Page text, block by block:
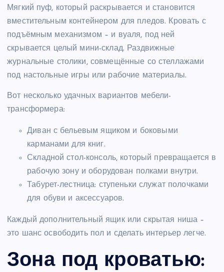
Мягкий пуф, который раскрывается и становится
вместительным контейнером для пледов. Кровать с
подъёмным механизмом – и вуаля, под ней
скрывается целый мини-склад. Раздвижные
журнальные столики, совмещённые со стеллажами
под настольные игры или рабочие материалы.
Вот несколько удачных вариантов мебели-
трансформера:
Диван с бельевым ящиком и боковыми
карманами для книг.
Складной стол-консоль, который превращается в
рабочую зону и оборудован полками внутри.
Табурет-лестница: ступеньки служат полочками
для обуви и аксессуаров.
Каждый дополнительный ящик или скрытая ниша –
это шанс освободить пол и сделать интерьер легче.
Зона под кроватью: